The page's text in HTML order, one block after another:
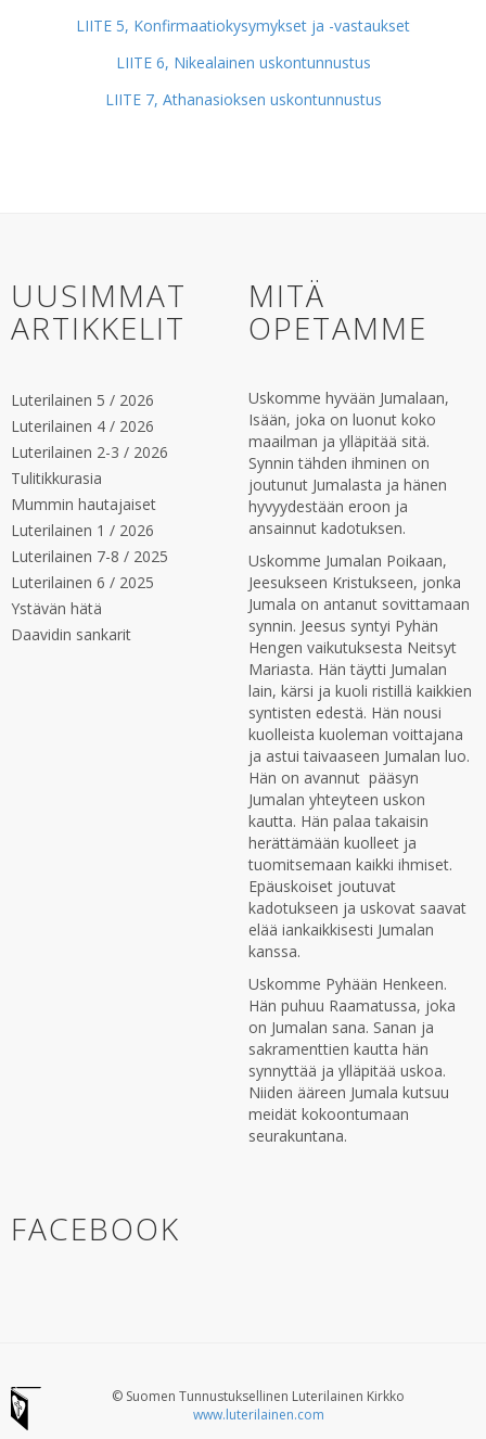
LIITE 5, Konfirmaatiokysymykset ja -vastaukset
LIITE 6, Nikealainen uskontunnustus
LIITE 7, Athanasioksen uskontunnustus
UUSIMMAT
ARTIKKELIT
Luterilainen 5 / 2026
Luterilainen 4 / 2026
Luterilainen 2-3 / 2026
Tulitikkurasia
Mummin hautajaiset
Luterilainen 1 / 2026
Luterilainen 7-8 / 2025
Luterilainen 6 / 2025
Ystävän hätä
Daavidin sankarit
MITÄ
OPETAMME
Uskomme hyvään Jumalaan,
Isään, joka on luonut koko
maailman ja ylläpitää sitä.
Synnin tähden ihminen on
joutunut Jumalasta ja hänen
hyvyydestään eroon ja
ansainnut kadotuksen.
Uskomme Jumalan Poikaan,
Jeesukseen Kristukseen, jonka
Jumala on antanut sovittamaan
synnin. Jeesus syntyi Pyhän
Hengen vaikutuksesta Neitsyt
Mariasta. Hän täytti Jumalan
lain, kärsi ja kuoli ristillä kaikkien
syntisten edestä. Hän nousi
kuolleista kuoleman voittajana
ja astui taivaaseen Jumalan luo.
Hän on avannut pääsyn
Jumalan yhteyteen uskon
kautta. Hän palaa takaisin
herättämään kuolleet ja
tuomitsemaan kaikki ihmiset.
Epäuskoiset joutuvat
kadotukseen ja uskovat saavat
elää iankaikkisesti Jumalan
kanssa.
Uskomme Pyhään Henkeen.
Hän puhuu Raamatussa, joka
on Jumalan sana. Sanan ja
sakramenttien kautta hän
synnyttää ja ylläpitää uskoa.
Niiden ääreen Jumala kutsuu
meidät kokoontumaan
seurakuntana.
FACEBOOK
© Suomen Tunnustuksellinen Luterilainen Kirkko
www.luterilainen.com